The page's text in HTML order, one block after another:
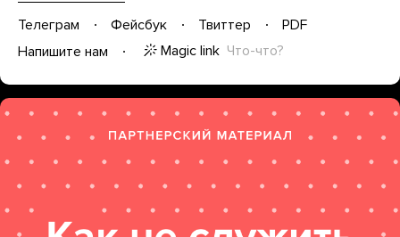
Телеграм Фейсбук Твиттер
PDF
Напишите нам
Magic link Что-что?